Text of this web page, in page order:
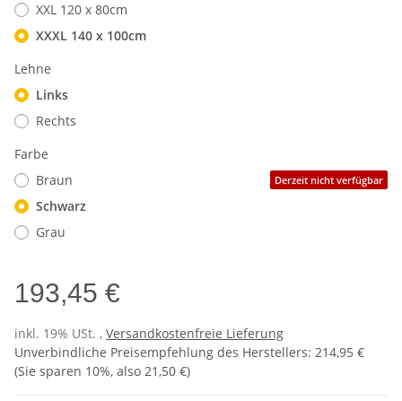
XXL 120 x 80cm
XXXL 140 x 100cm
Lehne
Links
Rechts
Farbe
Braun
Derzeit nicht verfügbar
Schwarz
Grau
193,45 €
inkl. 19% USt. , Versandkostenfreie Lieferung
Unverbindliche Preisempfehlung des Herstellers: 214,95 €
(Sie sparen 10%, also 21,50 €)